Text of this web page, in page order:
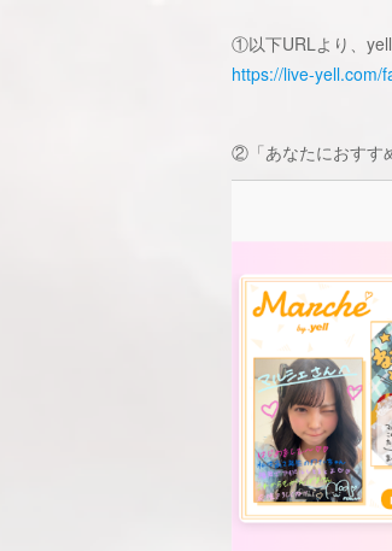
①以下URLより、yell
https://live-yell.com/
②「あなたにおすす